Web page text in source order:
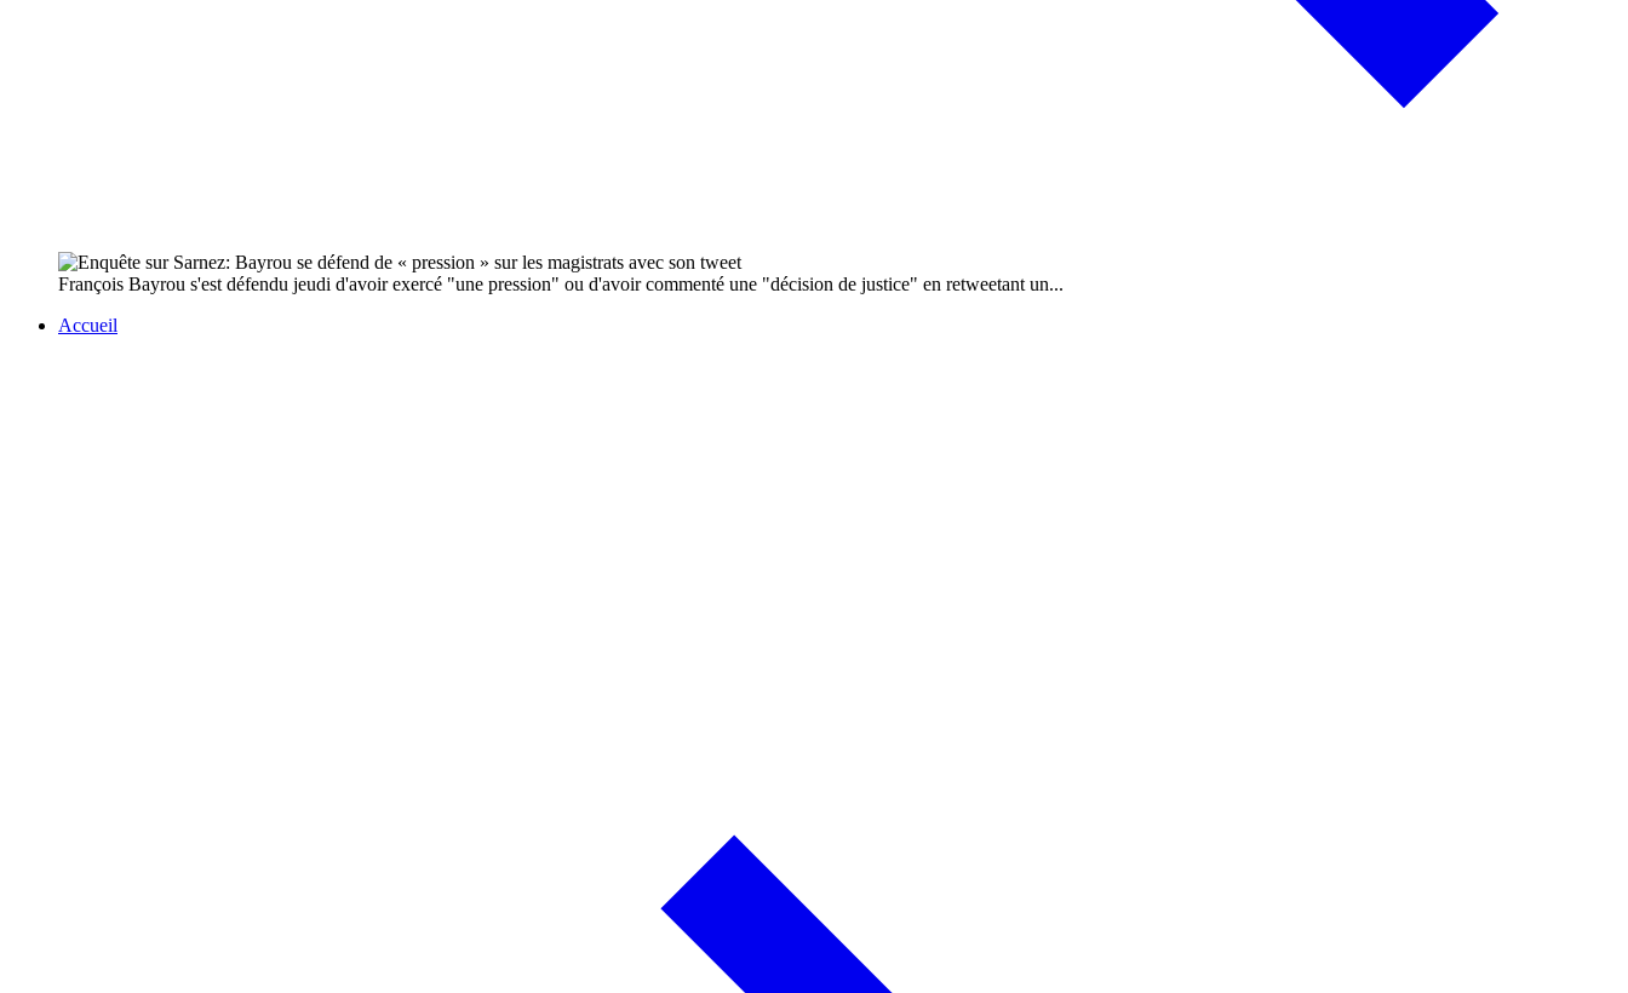
François Bayrou s'est défendu jeudi d'avoir exercé "une pression" ou d'avoir commenté une "décision de justice" en retweetant un...
Accueil